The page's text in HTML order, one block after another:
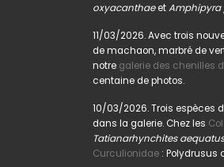
oxyacanthaeetAmphipyra
11/03/2026. Avec trois
de machaon, marbré de
notre galerie des chenilles
centaine de photos.
10/03/2026. Trois espèces
dans la galerie. Chez les
Tatianarhynchites aequatus
Curculionidae : Polydrusus